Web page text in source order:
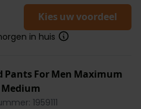
Kies uw voordeel
in huis
Pants For Men Maximum
1959111